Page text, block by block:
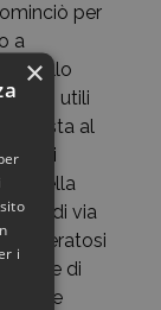
per
a
allo
utili
posta al
dei
della
di via
trinceratosi
di
patite
×
i